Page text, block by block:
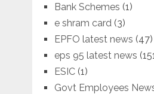
Bank Schemes (1)
e shram card (3)
EPFO latest news (47)
eps 95 latest news
ESIC(1)
Govt Employees